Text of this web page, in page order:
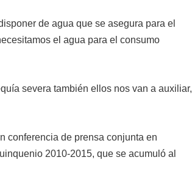
de agua que se asegura para el
el agua para el consumo
severa también ellos nos van a auxiliar,
conferencia de prensa conjunta en
2010-2015, que se acumuló al